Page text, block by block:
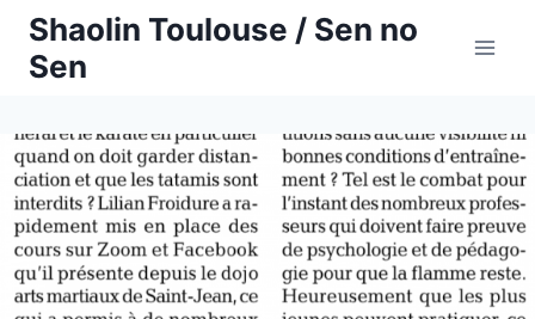
Aller
contenu
Shaolin Toulouse / Sen no
Sen